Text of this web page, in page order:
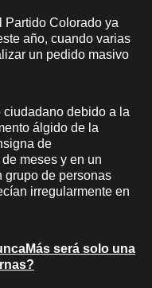
Partido Colorado ya
año, cuando varias
un pedido masivo
debido a la
álgido de la
de
meses y en un
grupo de personas
irregularmente en
será solo una